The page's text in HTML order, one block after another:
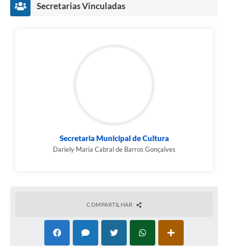
Contato Secretarias Vinculadas
Secretaria Municipal de Cultura
Dariely Maria Cabral de Barros Gonçalves
COMPARTILHAR